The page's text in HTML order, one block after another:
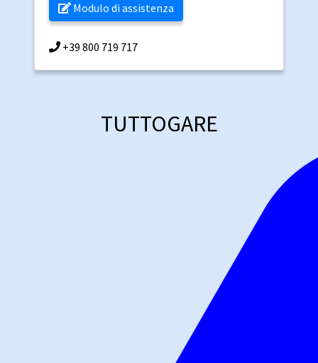
Modulo di assistenza
+39 800 719 717
TUTTOGARE